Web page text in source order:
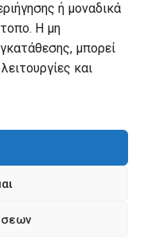
ή μοναδικά
Η μη
μπορεί
και